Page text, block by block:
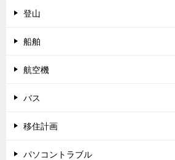
登山
船舶
航空機
バス
移住計画
パソコントラブル